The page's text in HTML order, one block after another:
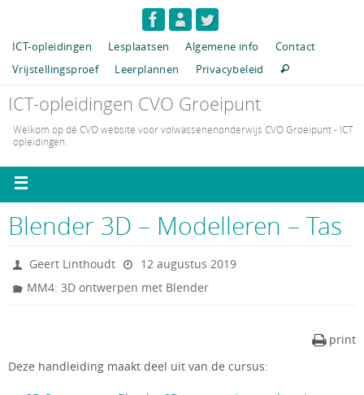
ICT-opleidingen Lesplaatsen Algemene info
Contact
Vrijstellingsproef
Leerplannen Privacybeleid
ICT-opleidingen CVO Groeipunt
Welkom op dé CVO website voor volwassenenonderwijs CVO Groeipunt - ICT
opleidingen.
Blender 3D – Modelleren – Tas
Geert Linthoudt
12 augustus 2019
MM4: 3D ontwerpen met Blender
print
Deze handleiding maakt deel uit van de cursus: